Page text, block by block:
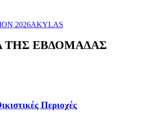
2026AKYLAS
ΤΗΣ ΕΒΔΟΜΑΔΑΣ
Περιοχές